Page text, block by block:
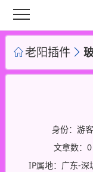
老阳插件
身份：游客
文章数：0
IP属地：广东-深